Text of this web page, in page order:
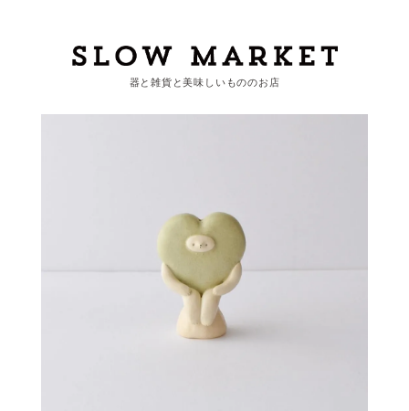
カートを見る
器と雑貨と美味しいもののお店